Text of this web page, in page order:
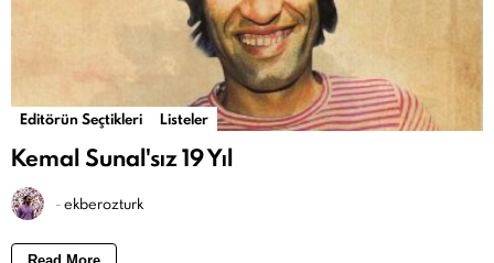
Editörün Seçtikleri Listeler
Kemal Sunal'sız 19 Yıl
-ekberozturk